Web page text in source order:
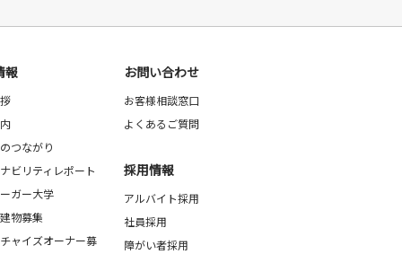
報
つながり
ビリティレポート
ガー大学
物募集
ャイズオーナー募
お問い合わせ
お客様相談窓口
よくあるご質問
採用情報
アルバイト採用
社員採用
障がい者採用